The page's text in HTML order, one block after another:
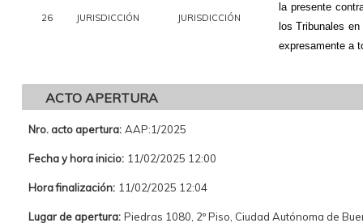
26 JURISDICCIÓN JURISDICCIÓN
la presente
los Tribunales
expresamente a
ACTO APERTURA
Nro. acto apertura: AAP:1/2025
Fecha y hora inicio: 11/02/2025 12:00
Hora finalización: 11/02/2025 12:04
Lugar de apertura: Piedras 1080, 2º Piso, Ciudad Autónoma de